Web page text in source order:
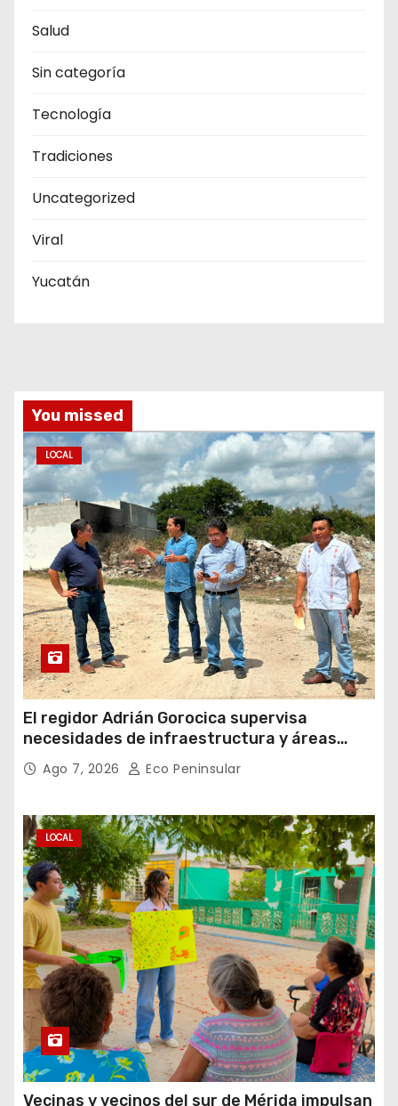
Salud
Sin categoría
Tecnología
Tradiciones
Uncategorized
Viral
Yucatán
You missed
LOCAL
El regidor Adrián Gorocica supervisa
necesidades de infraestructura y áreas
públicas en la comisaría de Caucel
Ago 7, 2026 Eco Peninsular
LOCAL
Vecinas y vecinos del sur de Mérida impulsan